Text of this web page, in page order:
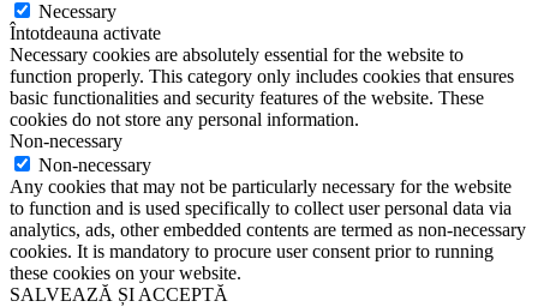
Necessary
Întotdeauna activate
Necessary cookies are absolutely essential for the website to
function properly. This category only includes cookies that ensures
basic functionalities and security features of the website. These
cookies do not store any personal information.
Non-necessary
Non-necessary
Any cookies that may not be particularly necessary for the website
to function and is used specifically to collect user personal data via
analytics, ads, other embedded contents are termed as non-necessary
cookies. It is mandatory to procure user consent prior to running
these cookies on your website.
SALVEAZĂ ȘI ACCEPTĂ